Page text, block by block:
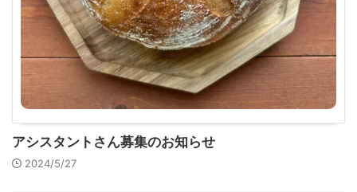
アシスタントさん募集のお知らせ
2024/5/27